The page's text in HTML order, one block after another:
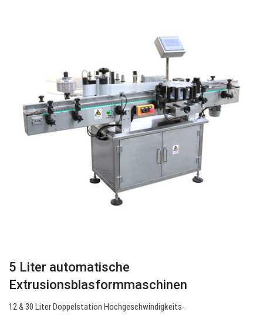
5 Liter automatische
Extrusionsblasformmaschinen
12 & 30 Liter Doppelstation Hochgeschwindigkeits-